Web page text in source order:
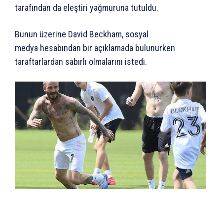
tarafından da eleştiri yağmuruna tutuldu.
Bunun üzerine David Beckham, sosyal
medya hesabından bir açıklamada bulunurken
taraftarlardan sabırlı olmalarını istedi.